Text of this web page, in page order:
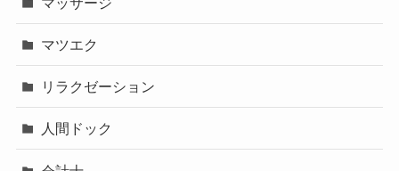
マツエク
リラクゼーション
人間ドック